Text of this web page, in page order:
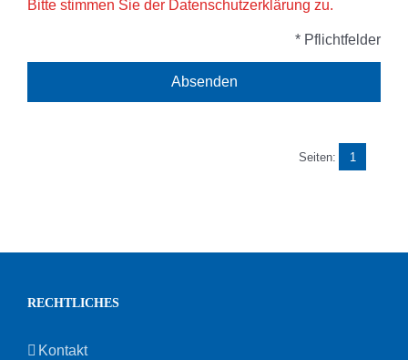
Bitte stimmen Sie der Datenschutzerklärung zu.
* Pflichtfelder
Seiten: 1
RECHTLICHES
Kontakt